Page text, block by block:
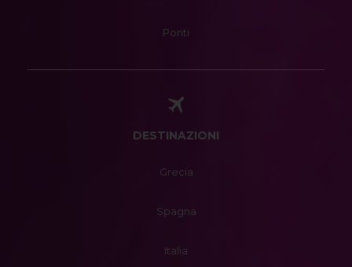
Ponti
DESTINAZIONI
Grecia
Spagna
Italia